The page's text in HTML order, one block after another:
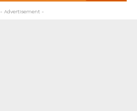
- Advertisement -